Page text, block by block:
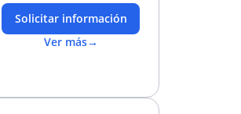
Solicitar información
Ver más→